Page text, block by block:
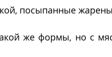
посыпанные
же формы, но с